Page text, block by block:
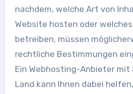
nachdem, welche Art von
Website hosten oder
betreiben, müssen
rechtliche Bestimmungen
Ein Webhosting-Anbieter mit
Land kann Ihnen dabei